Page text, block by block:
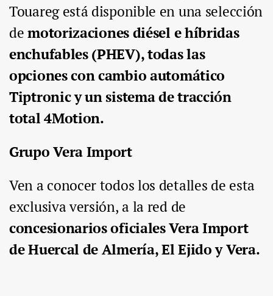
Touareg está disponible en una selección
demotorizaciones diésel e híbridas
enchufables (PHEV), todas las
opciones con cambio automático
Tiptronic y un sistema de tracción
total 4Motion.
Grupo Vera Import
Ven a conocer todos los detalles de esta
exclusiva versión, a la red de
concesionarios oficiales Vera Import
de Huercal de Almería, El Ejido y Vera.